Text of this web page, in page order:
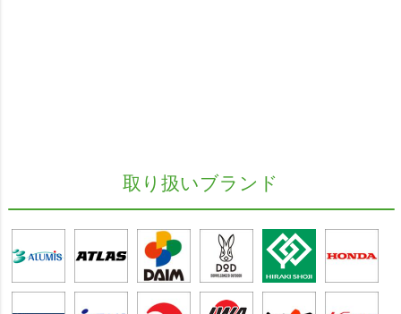
取り扱いブランド